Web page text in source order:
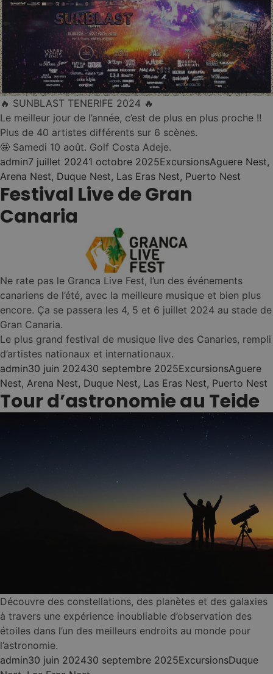
expériences → Les
expériences de la vie
Surf CampBlogGrupos
Shuttle
🔥 SUNBLAST TENERIFE 2024 🔥
Le meilleur jour de l’année, c’est de plus en plus proche !!
Plus de 40 artistes différents sur 6 scènes.
🤩 Samedi 10 août. Golf Costa Adeje.
Posted by
admin7 juillet 20241 octobre 2025Posted in
ExcursionsTags:
Aguere Nest,
Arena Nest, Duque Nest, Las Eras Nest, Puerto Nest
Festival Live de Gran
Canaria
Ne rate pas le Granca Live Fest, l’un des événements
canariens de l’été, avec la meilleure musique et bien plus
encore. Ça se passera les 4, 5 et 6 juillet 2024 au stade de
Gran Canaria.
Le plus grand festival de musique live des Canaries, rempli
d’artistes nationaux et internationaux.
Posted by
admin30 juin 202430 septembre 2025Posted in
ExcursionsTags:
Aguere
Nest, Arena Nest, Duque Nest, Las Eras Nest, Puerto Nest
Tour d’astronomie au Teide
Découvre des constellations, des planètes et des galaxies
à travers une expérience inoubliable d’observation des
étoiles dans l’un des meilleurs endroits au monde pour
l’astronomie.
Posted by
admin30 juin 202430 septembre 2025Posted in
ExcursionsTags:
Duque